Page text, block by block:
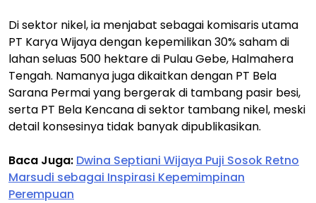
Di sektor nikel, ia menjabat sebagai komisaris utama
PT Karya Wijaya dengan kepemilikan 30% saham di
lahan seluas 500 hektare di Pulau Gebe, Halmahera
Tengah. Namanya juga dikaitkan dengan PT Bela
Sarana Permai yang bergerak di tambang pasir besi,
serta PT Bela Kencana di sektor tambang nikel, meski
detail konsesinya tidak banyak dipublikasikan.
Baca Juga: Dwina Septiani Wijaya Puji Sosok Retno
Marsudi sebagai Inspirasi Kepemimpinan
Perempuan